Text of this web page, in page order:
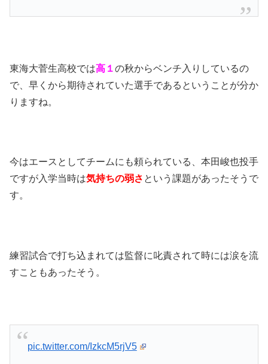
東海大菅生高校では高１の秋からベンチ入りしているの
で、早くから期待されていた選手であるということが分か
りますね。
今はエースとしてチームにも頼られている、本田峻也投手
ですが入学当時は気持ちの弱さ という課題があったそうで
す。
練習試合で打ち込まれては監督に叱責されて時には涙を流
すこともあったそう。
pic.twitter.com/IzkcM5rjV5